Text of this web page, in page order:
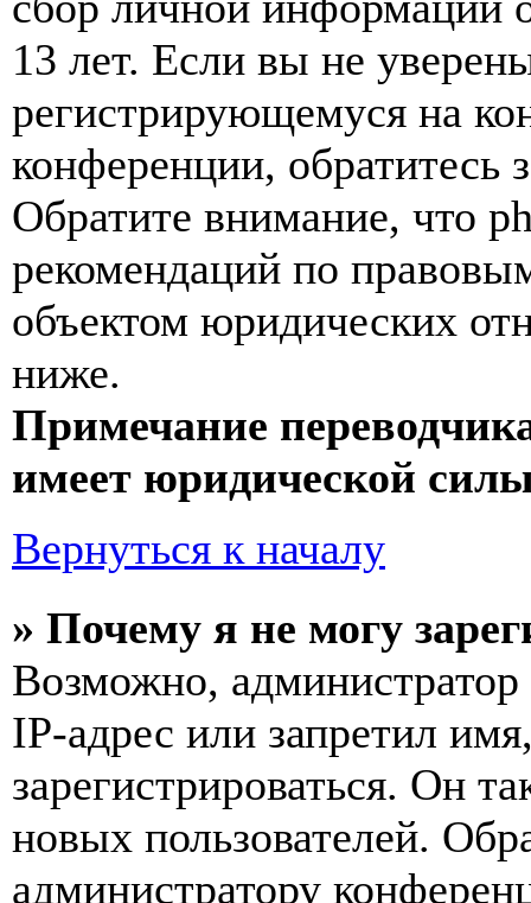
13 лет. Если вы не
регистрирующемуся на
конференции, обратитесь
Обратите внимание, что
рекомендаций по
объектом юридических
ниже.
Примечание
имеет юридической
Вернуться к началу
» Почему я не могу
Возможно,
IP-адрес или запретил
зарегистрироваться. Он
новых пользователей.
администратору